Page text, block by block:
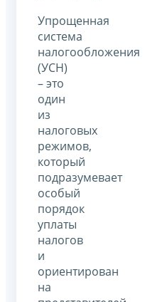
Упрощенная
система
налогообложения
(УСН)
– это
один
из
налоговых
режимов,
который
подразумевает
особый
порядок
уплаты
налогов
и
ориентирован
на